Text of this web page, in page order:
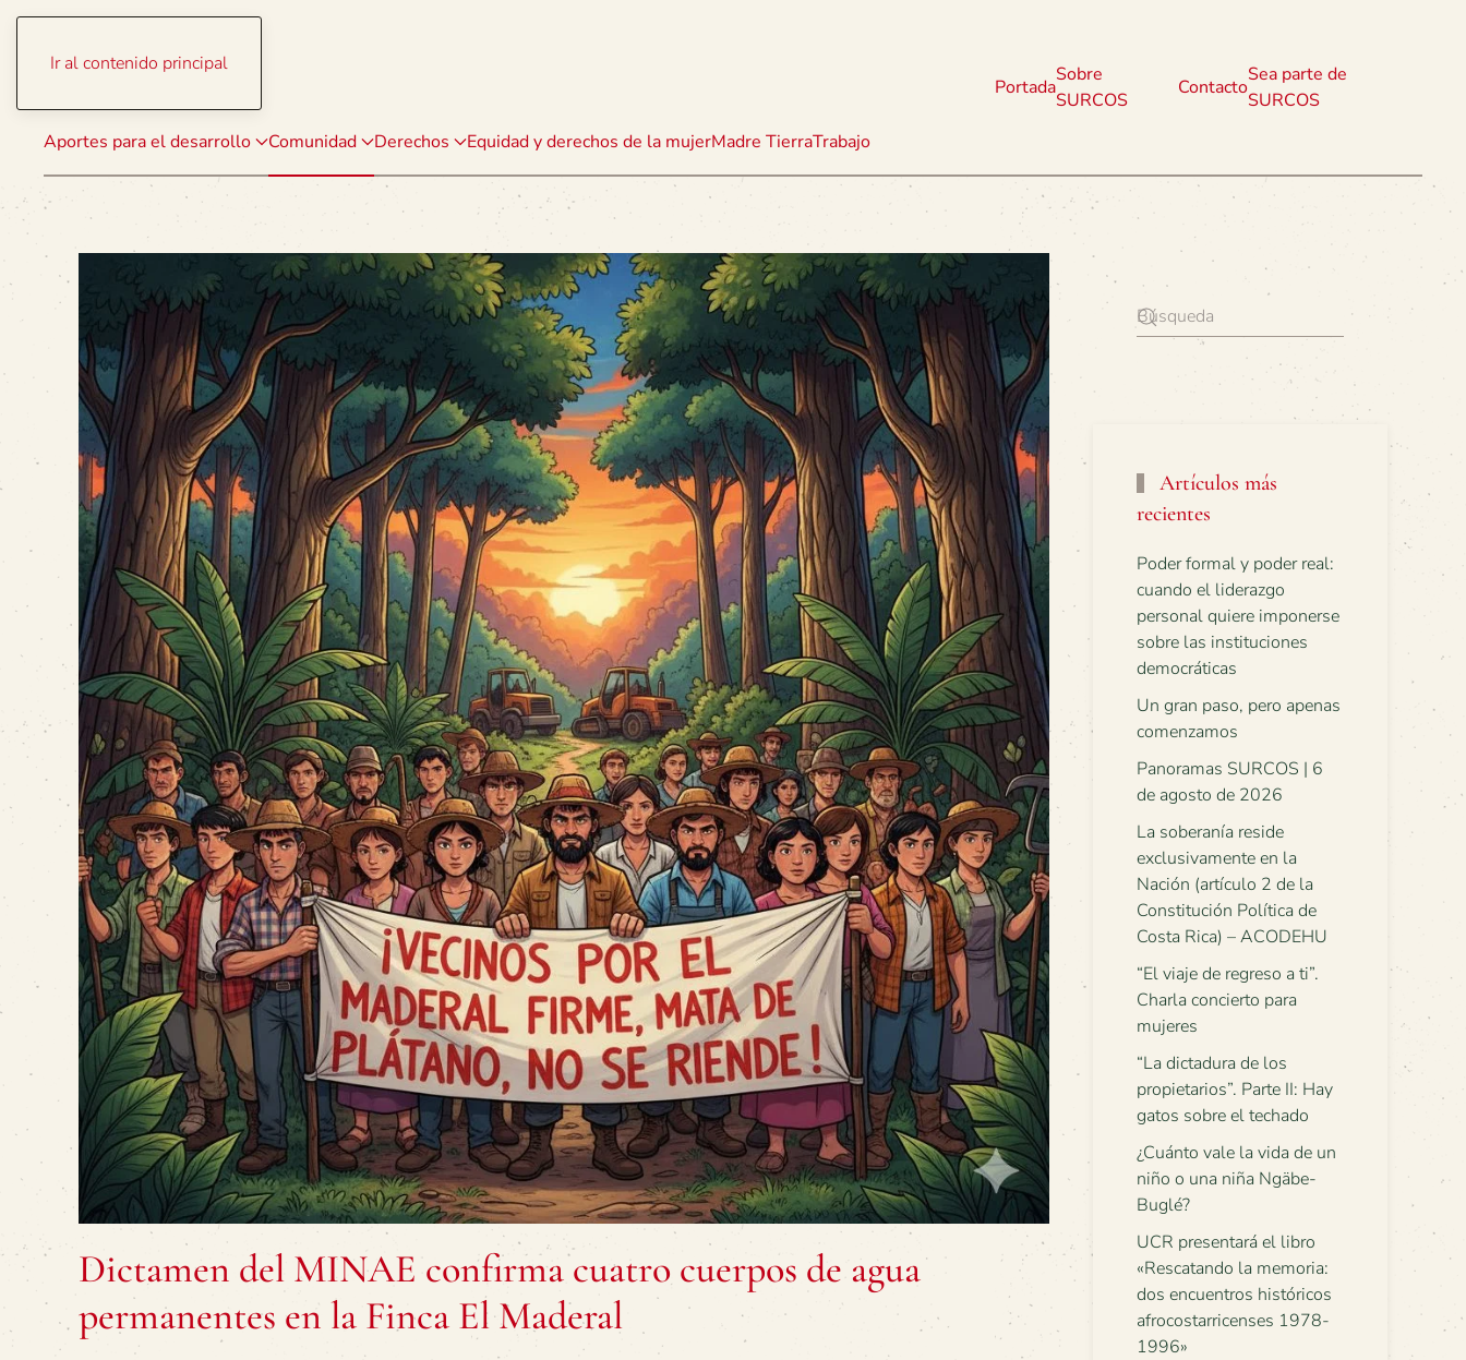
Ir al contenido principal
Aportes para el desarrollo Comunidad Derechos Equidad y derechos de la mujerMadre TierraTrabajo
Portada
Sobre
SURCOS
Contacto
Sea parte de
SURCOS
Dictamen del MINAE confirma cuatro cuerpos de agua
permanentes en la Finca El Maderal
Artículos más
recientes
Poder formal y poder real:
cuando el liderazgo
personal quiere imponerse
sobre las instituciones
democráticas
Un gran paso, pero apenas
comenzamos
Panoramas SURCOS | 6
de agosto de 2026
La soberanía reside
exclusivamente en la
Nación (artículo 2 de la
Constitución Política de
Costa Rica) – ACODEHU
“El viaje de regreso a ti”.
Charla concierto para
mujeres
“La dictadura de los
propietarios”. Parte II: Hay
gatos sobre el techado
¿Cuánto vale la vida de un
niño o una niña Ngäbe-
Buglé?
UCR presentará el libro
«Rescatando la memoria:
dos encuentros históricos
afrocostarricenses 1978-
1996»